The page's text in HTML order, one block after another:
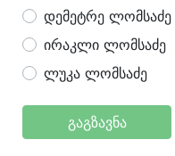
დემეტრე ლომსაძე
ირაკლი ლომსაძე
ლუკა ლომსაძე
გაგზავნა